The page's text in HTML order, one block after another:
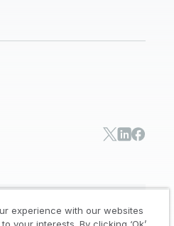
experience with our websites
your interests. By clicking ‘Ok’,